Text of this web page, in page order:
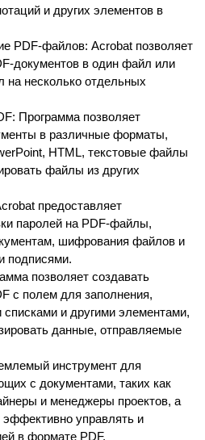
и других элементов в
PDF-файлов: Acrobat позволяет
документов в один файл или
на несколько отдельных
Программа позволяет
в различные форматы,
HTML, текстовые файлы
файлы из других
предоставляет
паролей на PDF-файлы,
шифрования файлов и
подписями.
позволяет создавать
с полем для заполнения,
и другими элементами,
данные, отправляемые
инструмент для
с документами, таких как
и менеджеры проектов, а
эффективно управлять и
в формате PDF.